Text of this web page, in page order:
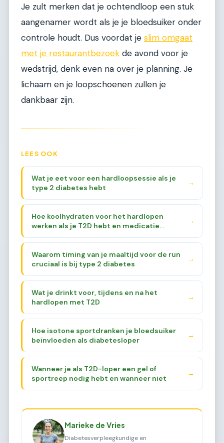
Je zult merken dat je ochtendloop een stuk
aangenamer wordt als je je bloedsuiker onder
controle houdt. Dus voordat je slim omgaat
met je restaurantbezoek de avond voor je
wedstrijd, denk even na over je planning. Je
lichaam en je loopschoenen zullen je
dankbaar zijn.
LEES OOK
Wat je eet voor een hardloopsessie als je
type 2 diabetes hebt
→
Hoe koolhydraten voor het hardlopen
werken als je T2D hebt en medicatie
→
Waarom timing van je maaltijd voor de run
cruciaal is bij type 2 diabetes
→
Wat je drinkt voor, tijdens en na het
hardlopen met T2D
→
Hoe isotone sportdranken je bloedsuiker
beïnvloeden als diabetesloper
→
Wanneer je als T2D-loper een gel of
sportreep nodig hebt en wanneer niet
→
Marieke de Vries
Diabetesverpleegkundige en